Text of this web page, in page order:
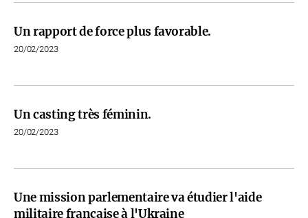
Un rapport de force plus favorable.
20/02/2023
Un casting très féminin.
20/02/2023
Une mission parlementaire va étudier l'aide
militaire française à l'Ukraine